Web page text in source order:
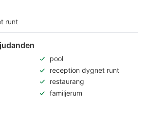
runt
pool
reception dygnet runt
restaurang
familjerum